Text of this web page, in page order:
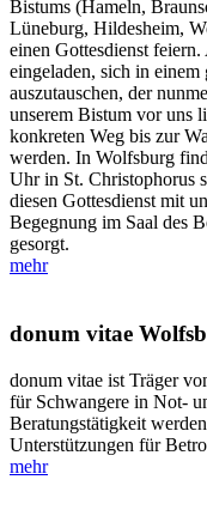
Bistums (Hameln,
Lüneburg, Hildesheim,
einen Gottesdienst
eingeladen, sich in
auszutauschen, der
unserem Bistum vor uns
konkreten Weg bis zur
werden. In Wolfsburg
Uhr in St. Christophorus
diesen Gottesdienst mit
Begegnung im Saal des
gesorgt.
mehr
donum vitae
donum vitae ist Träger
für Schwangere in Not-
Beratungstätigkeit
Unterstützungen für
mehr